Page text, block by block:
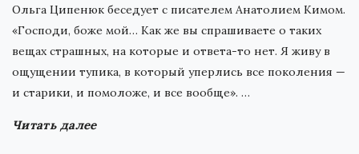
Ольга Ципенюк беседует с писателем Анатолием Кимом.
«Господи, боже мой… Как же вы спрашиваете о таких
вещах страшных, на которые и ответа-то нет. Я живу в
ощущении тупика, в который уперлись все поколения —
и старики, и помоложе, и все вообще». …
Читать далее